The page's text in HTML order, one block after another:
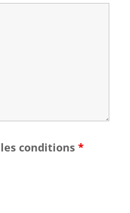
les conditions *